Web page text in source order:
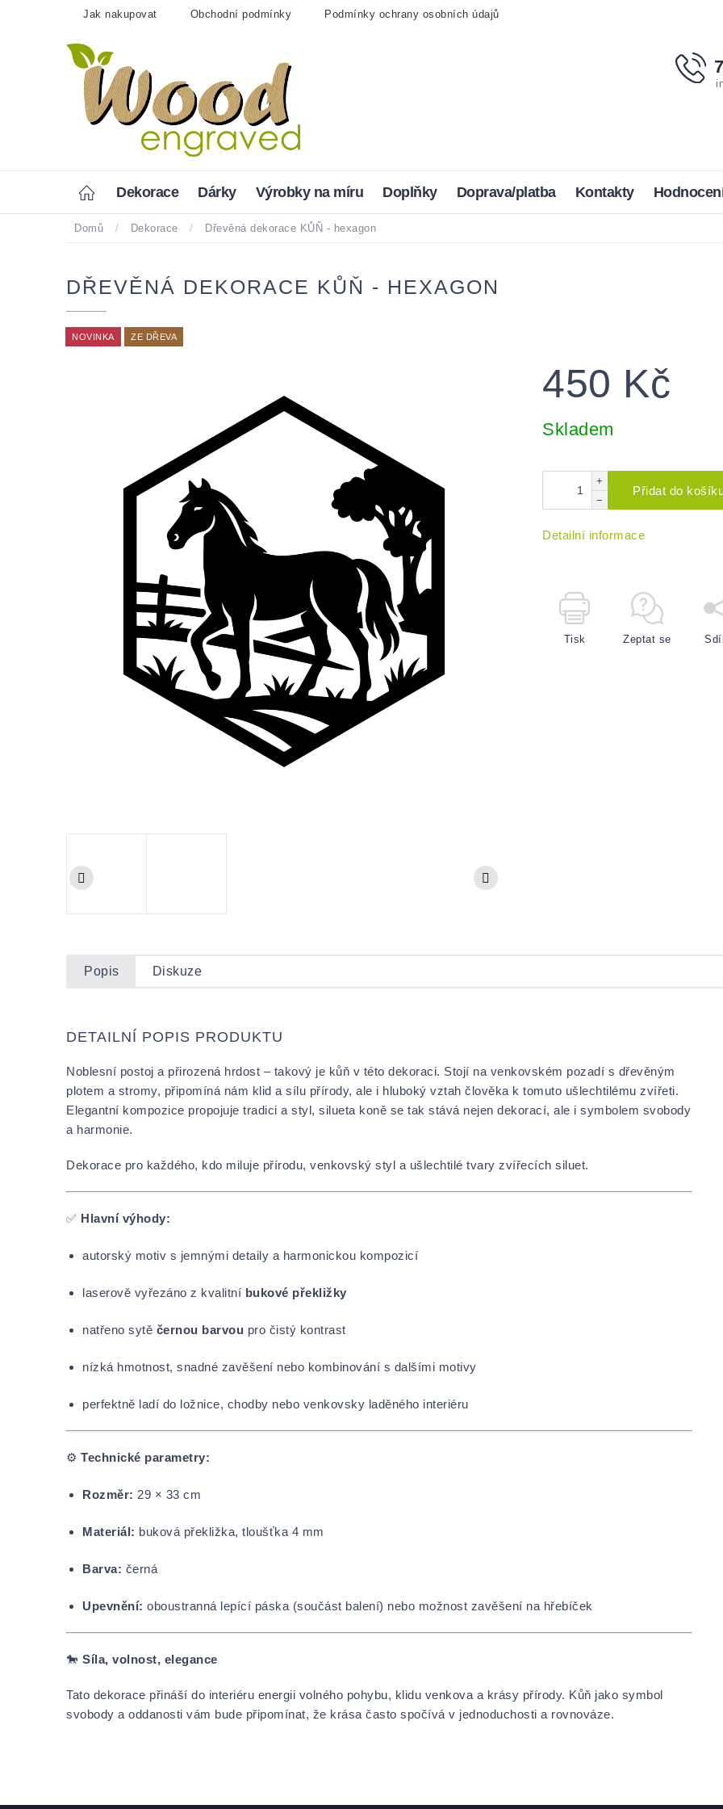
Jak nakupovat Obchodní podmínky Podmínky ochrany osobních údajů
Home Dekorace Dárky Výrobky na míru Doplňky Doprava/platba Kontakty
Domů / Dekorace / Dřevěná dekorace KŮŇ - hexagon
DŘEVĚNÁ DEKORACE KŮŇ - HEXAGON
NOVINKA ZE DŘEVA
450 Kč
cena:
Skladem
+
−
Přidat do
Detailní informace
Tisk Zeptat se
Popis Diskuze
DETAILNÍ POPIS PRODUKTU
Noblesní postoj a přirozená hrdost – takový je kůň v této dekoraci. Stojí na venkovském pozadí s dřevěným
plotem a stromy, připomíná nám klid a sílu přírody, ale i hluboký vztah člověka k tomuto ušlechtilému zvířeti.
Elegantní kompozice propojuje tradici a styl, silueta koně se tak stává nejen dekorací, ale i symbolem svobody
a harmonie.
Dekorace pro každého, kdo miluje přírodu, venkovský styl a ušlechtilé tvary zvířecích siluet.
✅ Hlavní výhody:
autorský motiv s jemnými detaily a harmonickou kompozicí
laserově vyřezáno z kvalitní bukové překližky
natřeno sytě černou barvou pro čistý kontrast
nízká hmotnost, snadné zavěšení nebo kombinování s dalšími motivy
perfektně ladí do ložnice, chodby nebo venkovsky laděného interiéru
⚙️ Technické parametry:
Rozměr: 29 × 33 cm
Materiál: buková překližka, tloušťka 4 mm
Barva: černá
Upevnění: oboustranná lepící páska (součást balení) nebo možnost zavěšení na hřebíček
🐎 Síla, volnost, elegance
Tato dekorace přináší do interiéru energii volného pohybu, klidu venkova a krásy přírody. Kůň jako symbol
svobody a oddanosti vám bude připomínat, že krása často spočívá v jednoduchosti a rovnováze.